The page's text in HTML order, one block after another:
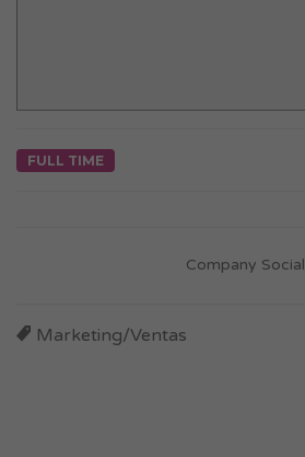
FULL TIME
Company Social
Marketing/Ventas